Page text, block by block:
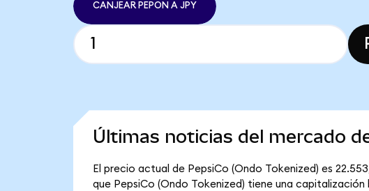
CANJEAR PEPON A JPY
Últimas noticias del mercado
El precio actual de PepsiCo (Ondo Tokenized) es
que PepsiCo (Ondo Tokenized) tiene una